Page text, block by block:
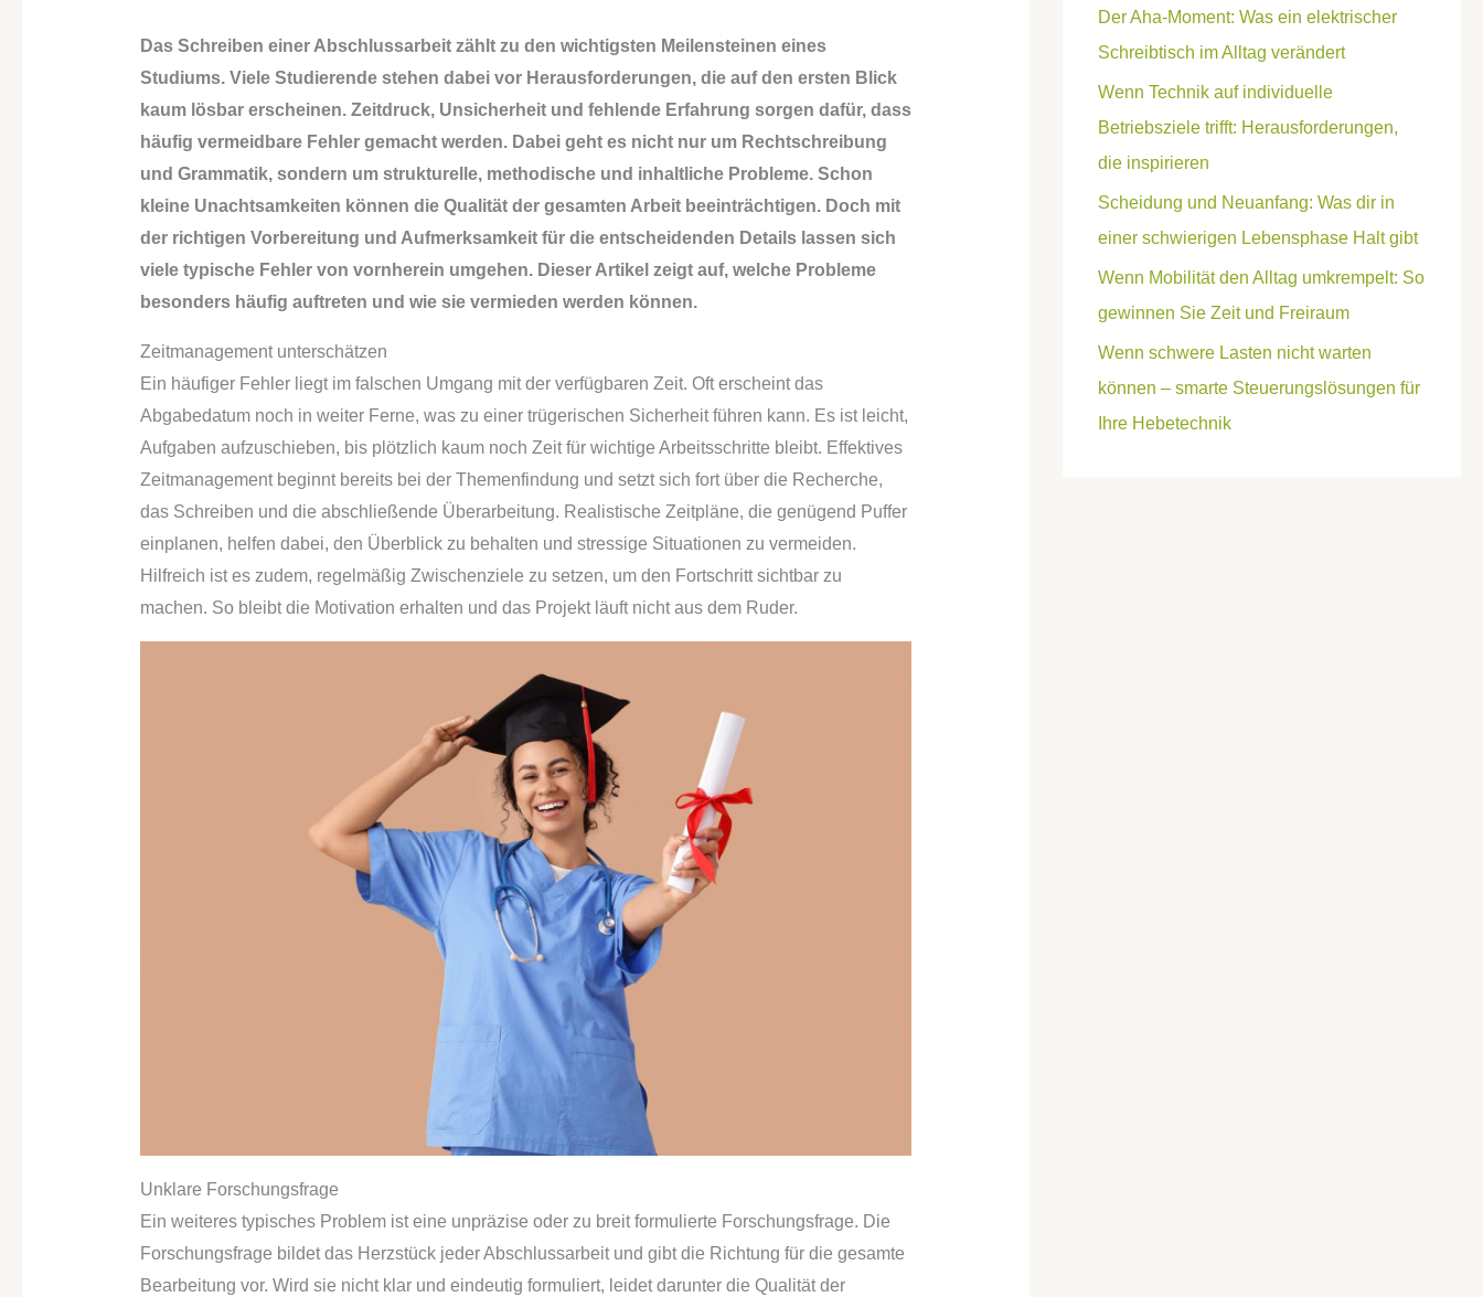
Das Schreiben einer Abschlussarbeit zählt zu den wichtigsten Meilensteinen eines
Studiums. Viele Studierende stehen dabei vor Herausforderungen, die auf den ersten Blick
kaum lösbar erscheinen. Zeitdruck, Unsicherheit und fehlende Erfahrung sorgen dafür, dass
häufig vermeidbare Fehler gemacht werden. Dabei geht es nicht nur um Rechtschreibung
und Grammatik, sondern um strukturelle, methodische und inhaltliche Probleme. Schon
kleine Unachtsamkeiten können die Qualität der gesamten Arbeit beeinträchtigen. Doch mit
der richtigen Vorbereitung und Aufmerksamkeit für die entscheidenden Details lassen sich
viele typische Fehler von vornherein umgehen. Dieser Artikel zeigt auf, welche Probleme
besonders häufig auftreten und wie sie vermieden werden können.
Zeitmanagement unterschätzen
Ein häufiger Fehler liegt im falschen Umgang mit der verfügbaren Zeit. Oft erscheint das
Abgabedatum noch in weiter Ferne, was zu einer trügerischen Sicherheit führen kann. Es ist leicht,
Aufgaben aufzuschieben, bis plötzlich kaum noch Zeit für wichtige Arbeitsschritte bleibt. Effektives
Zeitmanagement beginnt bereits bei der Themenfindung und setzt sich fort über die Recherche,
das Schreiben und die abschließende Überarbeitung. Realistische Zeitpläne, die genügend Puffer
einplanen, helfen dabei, den Überblick zu behalten und stressige Situationen zu vermeiden.
Hilfreich ist es zudem, regelmäßig Zwischenziele zu setzen, um den Fortschritt sichtbar zu
machen. So bleibt die Motivation erhalten und das Projekt läuft nicht aus dem Ruder.
Unklare Forschungsfrage
Ein weiteres typisches Problem ist eine unpräzise oder zu breit formulierte Forschungsfrage. Die
Forschungsfrage bildet das Herzstück jeder Abschlussarbeit und gibt die Richtung für die gesamte
Bearbeitung vor. Wird sie nicht klar und eindeutig formuliert, leidet darunter die Qualität der
Der Aha-Moment: Was ein elektrischer
Schreibtisch im Alltag verändert
Wenn Technik auf individuelle
Betriebsziele trifft: Herausforderungen,
die inspirieren
Scheidung und Neuanfang: Was dir in
einer schwierigen Lebensphase Halt gibt
Wenn Mobilität den Alltag umkrempelt: So
gewinnen Sie Zeit und Freiraum
Wenn schwere Lasten nicht warten
können – smarte Steuerungslösungen für
Ihre Hebetechnik